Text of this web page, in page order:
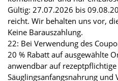
Gültig: 27.07.2026 bis
reicht. Wir behalten uns vor,
Keine Barauszahlung.
22: Bei Verwendung des
20 % Rabatt auf ausgewählte
anwendbar auf
Säuglingsanfangsnahrung und